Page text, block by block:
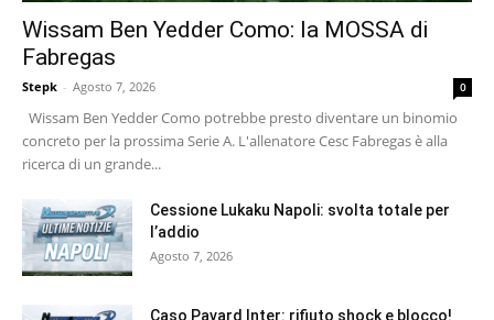
Wissam Ben Yedder Como: la MOSSA di
Fabregas
Stepk - Agosto 7, 2026 0
Wissam Ben Yedder Como potrebbe presto diventare un binomio
concreto per la prossima Serie A. L'allenatore Cesc Fabregas è alla
ricerca di un grande...
Cessione Lukaku Napoli: svolta totale per
l’addio
Agosto 7, 2026
Caso Pavard Inter: rifiuto shock e blocco!